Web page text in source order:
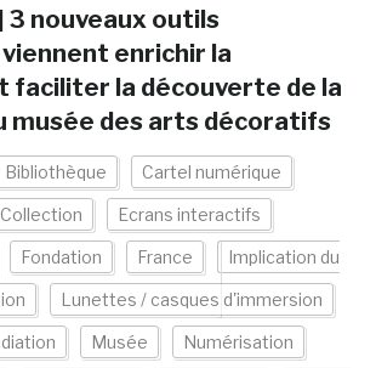
3 nouveaux outils
enrichir la
faciliter la découverte de la
musée des arts décoratifs
Bibliothèque Cartel numérique
Collection Ecrans interactifs
Fondation France Implication du
Lunettes / casques d'immersion
Musée Numérisation